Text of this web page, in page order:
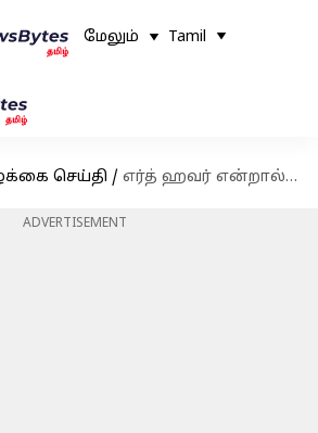
மேலும் Tamil
செய்தி / எர்த் ஹவர் என்றால் என்ன? மற்றும் அதன் முக்கியத்துவத்தை பற்றியும் அறிந்துகொள்ளுங்கள்
ADVERTISEMENT